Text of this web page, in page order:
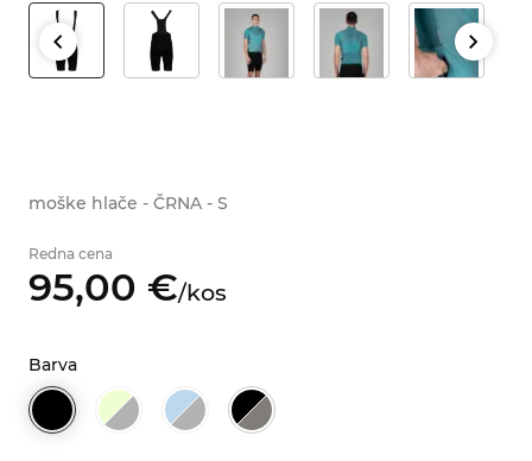
moške hlače - ČRNA - S
Redna cena
95,00 €/kos
Barva